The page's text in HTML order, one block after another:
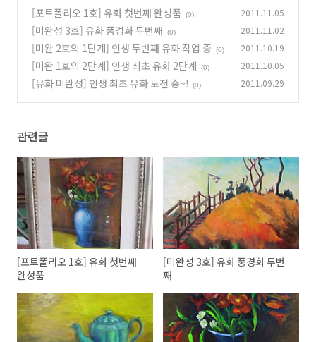
[포트폴리오 1호] 유화 첫번째 완성품
(0) 2011.11.05
[미완성 3호] 유화 풍경화 두번째 (0) 2011.11.02
[미완 2호의 1단계] 인생 두번째 유화 작업 중 (0) 2011.10.19
[미완 1호의 2단계] 인생 최초 유화 2단계 (0) 2011.10.05
[유화 미완성] 인생 최초 유화 도전 중~! (0) 2011.09.29
관련글
[포트폴리오 1호] 유화 첫번째
완성품
[미완성 3호] 유화 풍경화 두번
째